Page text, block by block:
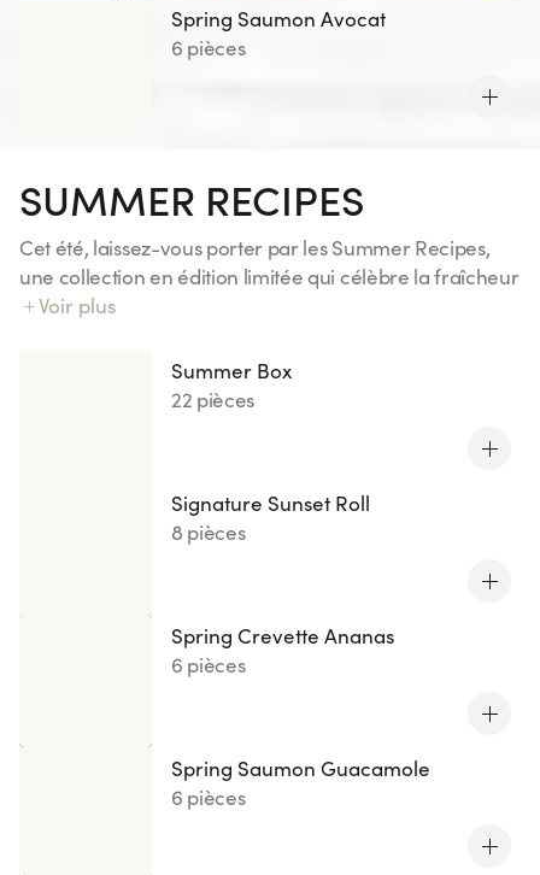
Spring Saumon Avocat
6 pièces
SUMMER RECIPES
Cet été, laissez-vous porter par les Summer Recipes,
une collection en édition limitée qui célèbre la fraîcheur
et les saveurs ensoleillées. Découvrez des associations
pensées pour accompagner vos envies d’évasion.
Voir plus
Summer Box
22 pièces
Signature Sunset Roll
8 pièces
Spring Crevette Ananas
6 pièces
Spring Saumon Guacamole
6 pièces